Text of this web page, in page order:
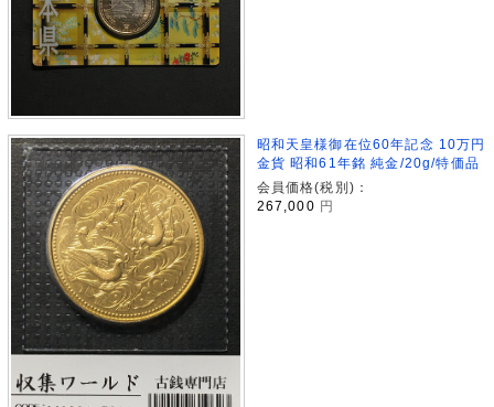
昭和天皇様御在位60年記念 10万円
金貨 昭和61年銘 純金/20g/特価品
会員価格(税別)：
267,000 円